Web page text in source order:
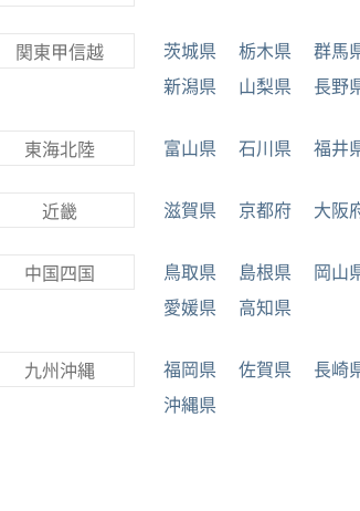
関東甲信越 茨城県 栃木県 群馬
新潟県
山梨県 長野
東海北陸 富山県 石川県 福井
近畿 滋賀県 京都府 大阪
中国四国 鳥取県 島根県 岡山
愛媛県
高知県
九州沖縄 福岡県 佐賀県 長崎
沖縄県